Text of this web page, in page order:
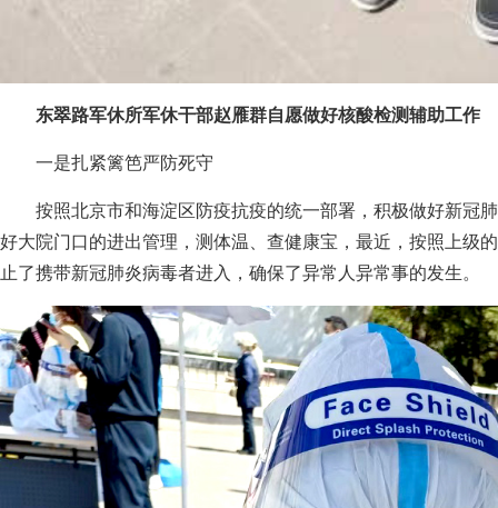
东翠路军休所军休干部赵雁群自愿做好核酸检测辅助工作
一是扎紧篱笆严防死守
按照北京市和海淀区防疫抗疫的统一部署，积极做好新冠
好大院门口的进出管理，测体温、查健康宝，最近，按照上级
止了携带新冠肺炎病毒者进入，确保了异常人异常事的发生。